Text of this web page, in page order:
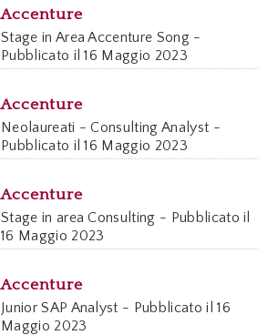
Accenture
Stage in Area Accenture Song -
Pubblicato il 16 Maggio 2023
Accenture
Neolaureati - Consulting Analyst -
Pubblicato il 16 Maggio 2023
Accenture
Stage in area Consulting - Pubblicato il
16 Maggio 2023
Accenture
Junior SAP Analyst - Pubblicato il 16
Maggio 2023